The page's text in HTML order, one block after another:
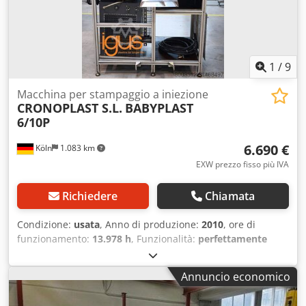
1 /9
Köln 1.083 km
Macchina per stampaggio a iniezione
CRONOPLAST S.L. BABYPLAST
6/10P
6.690 €
EXW prezzo fisso più IVA
Richiedere Chiamata
Condizione: usata, Anno di produzione: 2010, ore di
funzionamento: 13.978 h, Funzionalità: perfettamente
, numero macchina/veicolo:
serraggio:62 kN, diametro della vite:12 mm, distanza tra
le colonne:77 mm, cilindrata:6 cm³, pressione di
iniezione:
1.830 barra, altezza stampo (min.):70 mm, forza
Annuncio economico